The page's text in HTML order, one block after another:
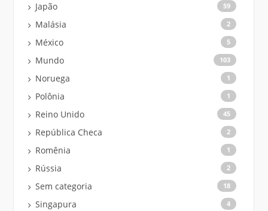
Japão 59
Malásia 2
México 5
Mundo 103
Noruega 1
Polônia 1
Reino Unido 45
República Checa 2
Romênia 1
Rússia 2
Sem categoria 18
Singapura 4